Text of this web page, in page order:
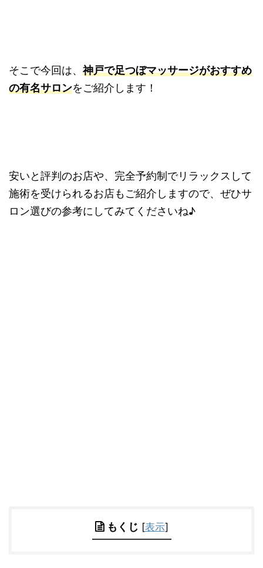
そこで今回は、 神戸で足つぼマッサージがおすすめ
の有名サロンをご紹介します！
安いと評判のお店や、完全予約制でリラックスして
施術を受けられるお店もご紹介しますので、ぜひサ
ロン選びの参考にしてみてくださいね♪
もくじ [表示]